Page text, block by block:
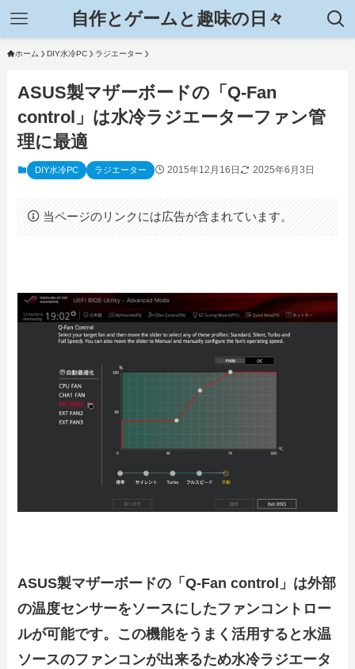
自作とゲームと趣味の日々
ホーム DIY水冷PC ラジエーター
ASUS製マザーボードの「Q-Fan
control」は水冷ラジエーターファン管
理に最適
DIY水冷PC ラジエーター 2015年12月16日 2025年6月3日
当ページのリンクには広告が含まれています。
ASUS製マザーボードの「Q-Fan control」は外部
の温度センサーをソースにしたファンコントロー
ルが可能です。この機能をうまく活用すると水温
ソースのファンコンが出来るため水冷ラジエータ